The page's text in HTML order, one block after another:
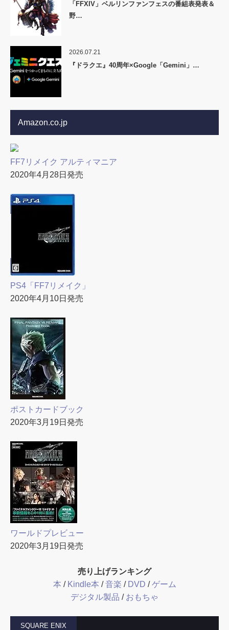
「FFXIV」ベルリンファンフェスの番組表発表＆
野…
2026.07.21
『ドラクエ』40周年×Google「Gemini」…
Amazon.co.jp
FF7リメイク アルティマニア
2020年4月28日発売
PS4「FF7リメイク」
2020年4月10日発売
ポストカードブック
2020年3月19日発売
ワールドプレビュー
2020年3月19日発売
売り上げランキング
本 / Kindle本 /音楽 / DVD /ゲーム
デジタル製品 / おもちゃ
SQUARE ENIX